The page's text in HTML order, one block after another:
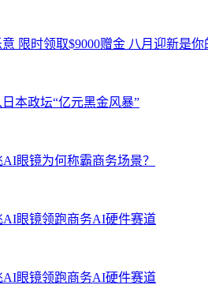
限时领取$9000赠金 八月迎新是
本政坛“亿元黑金风暴”
眼镜为何称霸商务场景？
AI眼镜领跑商务AI硬件赛道
AI眼镜领跑商务AI硬件赛道